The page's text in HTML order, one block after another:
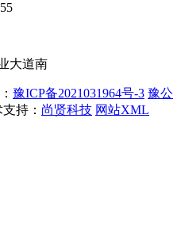
大道南
豫ICP备2021031964号-3 豫公
持： 尚贤科技 网站XML